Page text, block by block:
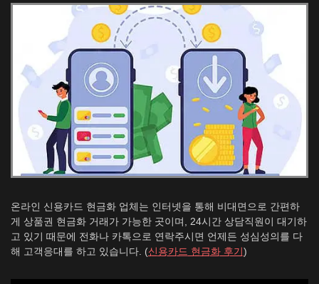
온라인 신용카드 현금화 업체는 인터넷을 통해 비대면으로 간편하
게 상품권 현금화 거래가 가능한 곳이며, 24시간 상담직원이 대기하
고 있기 때문에 전화나 카톡으로 연락주시면 언제든 성심성의를 다
해 고객응대를 하고 있습니다. (신용카드 현금화 후기 )